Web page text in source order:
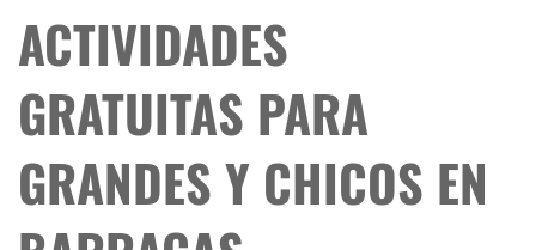
ACTIVIDADES
GRATUITAS PARA
GRANDES Y CHICOS EN